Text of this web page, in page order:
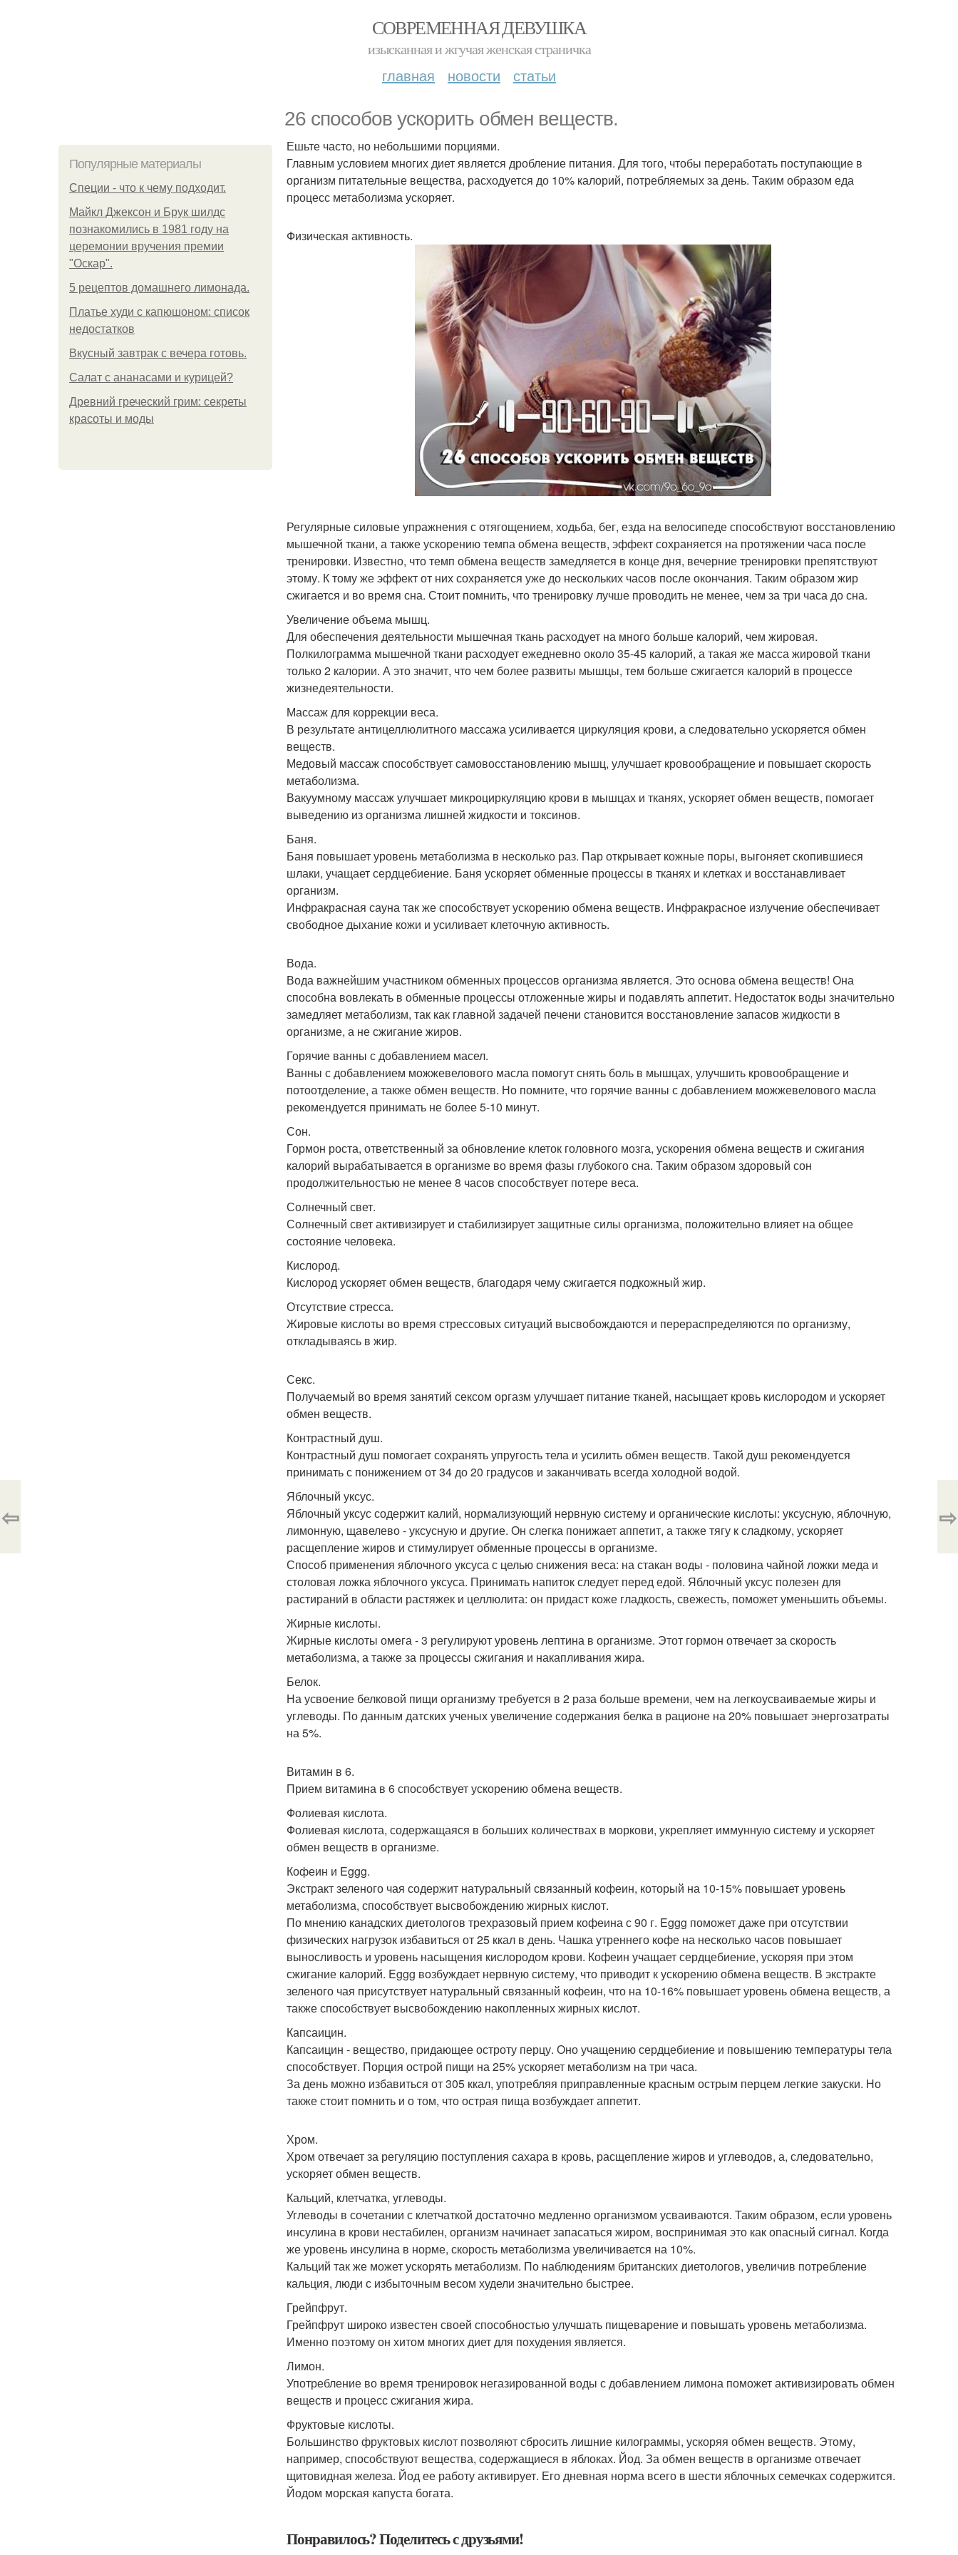
СОВРЕМЕННАЯ ДЕВУШКА
изысканная и жгучая женская страничка
главная новости статьи
26 способов ускорить обмен веществ.
Популярные материалы
Специи - что к чему подходит.
Майкл Джексон и Брук шилдс
познакомились в 1981 году на
церемонии вручения премии
"Оскар".
5 рецептов домашнего лимонада.
Платье худи с капюшоном: список
недостатков
Вкусный завтрак с вечера готовь.
Салат с ананасами и курицей?
Древний греческий грим: секреты
красоты и моды
Ешьте часто, но небольшими порциями.
Главным условием многих диет является дробление питания. Для того, чтобы переработать поступающие в
организм питательные вещества, расходуется до 10% калорий, потребляемых за день. Таким образом еда
процесс метаболизма ускоряет.
Физическая активность.
Регулярные силовые упражнения с отягощением, ходьба, бег, езда на велосипеде способствуют восстановлению
мышечной ткани, а также ускорению темпа обмена веществ, эффект сохраняется на протяжении часа после
тренировки. Известно, что темп обмена веществ замедляется в конце дня, вечерние тренировки препятствуют
этому. К тому же эффект от них сохраняется уже до нескольких часов после окончания. Таким образом жир
сжигается и во время сна. Стоит помнить, что тренировку лучше проводить не менее, чем за три часа до сна.
Увеличение объема мышц.
Для обеспечения деятельности мышечная ткань расходует на много больше калорий, чем жировая.
Полкилограмма мышечной ткани расходует ежедневно около 35-45 калорий, а такая же масса жировой ткани
только 2 калории. А это значит, что чем более развиты мышцы, тем больше сжигается калорий в процессе
жизнедеятельности.
Массаж для коррекции веса.
В результате антицеллюлитного массажа усиливается циркуляция крови, а следовательно ускоряется обмен
веществ.
Медовый массаж способствует самовосстановлению мышц, улучшает кровообращение и повышает скорость
метаболизма.
Вакуумному массаж улучшает микроциркуляцию крови в мышцах и тканях, ускоряет обмен веществ, помогает
выведению из организма лишней жидкости и токсинов.
Баня.
Баня повышает уровень метаболизма в несколько раз. Пар открывает кожные поры, выгоняет скопившиеся
шлаки, учащает сердцебиение. Баня ускоряет обменные процессы в тканях и клетках и восстанавливает
организм.
Инфракрасная сауна так же способствует ускорению обмена веществ. Инфракрасное излучение обеспечивает
свободное дыхание кожи и усиливает клеточную активность.
Вода.
Вода важнейшим участником обменных процессов организма является. Это основа обмена веществ! Она
способна вовлекать в обменные процессы отложенные жиры и подавлять аппетит. Недостаток воды значительно
замедляет метаболизм, так как главной задачей печени становится восстановление запасов жидкости в
организме, а не сжигание жиров.
Горячие ванны с добавлением масел.
Ванны с добавлением можжевелового масла помогут снять боль в мышцах, улучшить кровообращение и
потоотделение, а также обмен веществ. Но помните, что горячие ванны с добавлением можжевелового масла
рекомендуется принимать не более 5-10 минут.
Сон.
Гормон роста, ответственный за обновление клеток головного мозга, ускорения обмена веществ и сжигания
калорий вырабатывается в организме во время фазы глубокого сна. Таким образом здоровый сон
продолжительностью не менее 8 часов способствует потере веса.
Солнечный свет.
Солнечный свет активизирует и стабилизирует защитные силы организма, положительно влияет на общее
состояние человека.
Кислород.
Кислород ускоряет обмен веществ, благодаря чему сжигается подкожный жир.
Отсутствие стресса.
Жировые кислоты во время стрессовых ситуаций высвобождаются и перераспределяются по организму,
откладываясь в жир.
Секс.
Получаемый во время занятий сексом оргазм улучшает питание тканей, насыщает кровь кислородом и ускоряет
обмен веществ.
Контрастный душ.
Контрастный душ помогает сохранять упругость тела и усилить обмен веществ. Такой душ рекомендуется
принимать с понижением от 34 до 20 градусов и заканчивать всегда холодной водой.
Яблочный уксус.
Яблочный уксус содержит калий, нормализующий нервную систему и органические кислоты: уксусную, яблочную,
лимонную, щавелево - уксусную и другие. Он слегка понижает аппетит, а также тягу к сладкому, ускоряет
расщепление жиров и стимулирует обменные процессы в организме.
Способ применения яблочного уксуса с целью снижения веса: на стакан воды - половина чайной ложки меда и
столовая ложка яблочного уксуса. Принимать напиток следует перед едой. Яблочный уксус полезен для
растираний в области растяжек и целлюлита: он придаст коже гладкость, свежесть, поможет уменьшить объемы.
Жирные кислоты.
Жирные кислоты омега - 3 регулируют уровень лептина в организме. Этот гормон отвечает за скорость
метаболизма, а также за процессы сжигания и накапливания жира.
Белок.
На усвоение белковой пищи организму требуется в 2 раза больше времени, чем на легкоусваиваемые жиры и
углеводы. По данным датских ученых увеличение содержания белка в рационе на 20% повышает энергозатраты
на 5%.
Витамин в 6.
Прием витамина в 6 способствует ускорению обмена веществ.
Фолиевая кислота.
Фолиевая кислота, содержащаяся в больших количествах в моркови, укрепляет иммунную систему и ускоряет
обмен веществ в организме.
Кофеин и Eggg.
Экстракт зеленого чая содержит натуральный связанный кофеин, который на 10-15% повышает уровень
метаболизма, способствует высвобождению жирных кислот.
По мнению канадских диетологов трехразовый прием кофеина с 90 г. Eggg поможет даже при отсутствии
физических нагрузок избавиться от 25 ккал в день. Чашка утреннего кофе на несколько часов повышает
выносливость и уровень насыщения кислородом крови. Кофеин учащает сердцебиение, ускоряя при этом
сжигание калорий. Eggg возбуждает нервную систему, что приводит к ускорению обмена веществ. В экстракте
зеленого чая присутствует натуральный связанный кофеин, что на 10-16% повышает уровень обмена веществ, а
также способствует высвобождению накопленных жирных кислот.
Капсаицин.
Капсаицин - вещество, придающее остроту перцу. Оно учащению сердцебиение и повышению температуры тела
способствует. Порция острой пищи на 25% ускоряет метаболизм на три часа.
За день можно избавиться от 305 ккал, употребляя приправленные красным острым перцем легкие закуски. Но
также стоит помнить и о том, что острая пища возбуждает аппетит.
Хром.
Хром отвечает за регуляцию поступления сахара в кровь, расщепление жиров и углеводов, а, следовательно,
ускоряет обмен веществ.
Кальций, клетчатка, углеводы.
Углеводы в сочетании с клетчаткой достаточно медленно организмом усваиваются. Таким образом, если уровень
инсулина в крови нестабилен, организм начинает запасаться жиром, воспринимая это как опасный сигнал. Когда
же уровень инсулина в норме, скорость метаболизма увеличивается на 10%.
Кальций так же может ускорять метаболизм. По наблюдениям британских диетологов, увеличив потребление
кальция, люди с избыточным весом худели значительно быстрее.
Грейпфрут.
Грейпфрут широко известен своей способностью улучшать пищеварение и повышать уровень метаболизма.
Именно поэтому он хитом многих диет для похудения является.
Лимон.
Употребление во время тренировок негазированной воды с добавлением лимона поможет активизировать обмен
веществ и процесс сжигания жира.
Фруктовые кислоты.
Большинство фруктовых кислот позволяют сбросить лишние килограммы, ускоряя обмен веществ. Этому,
например, способствуют вещества, содержащиеся в яблоках. Йод. За обмен веществ в организме отвечает
щитовидная железа. Йод ее работу активирует. Его дневная норма всего в шести яблочных семечках содержится.
Йодом морская капуста богата.
Понравилось? Поделитесь с друзьями!
⇦ ⇨